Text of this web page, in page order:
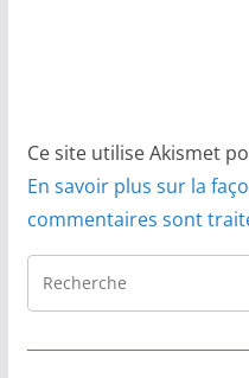
Ce site utilise Akismet
En savoir plus sur la
commentaires sont